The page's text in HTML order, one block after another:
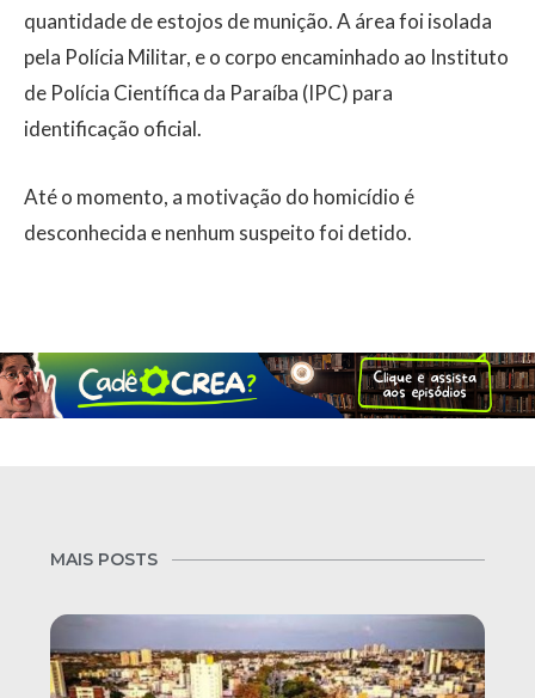
quantidade de estojos de munição. A área foi isolada
pela Polícia Militar, e o corpo encaminhado ao Instituto
de Polícia Científica da Paraíba (IPC) para
identificação oficial.
Até o momento, a motivação do homicídio é
desconhecida e nenhum suspeito foi detido.
MAIS POSTS